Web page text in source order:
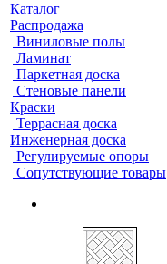
Каталог
Распродажа
Виниловые полы
Ламинат
Паркетная доска
Стеновые панели
Краски
Террасная доска
Инженерная доска
Регулируемые опоры
Сопутствующие товары